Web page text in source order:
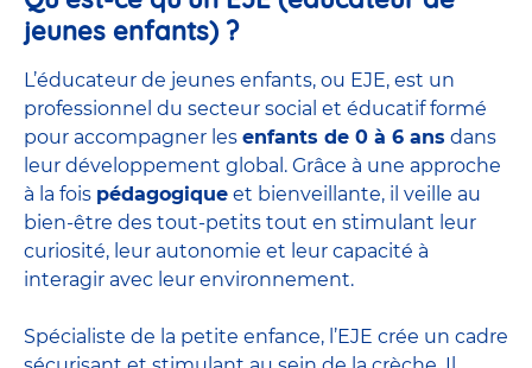
jeunes enfants) ?
L’éducateur de jeunes enfants, ou EJE, est un
professionnel du secteur social et éducatif formé
pour accompagner les enfants de 0 à 6 ans dans
leur développement global. Grâce à une approche
à la fois pédagogique et bienveillante, il veille au
bien-être des tout-petits tout en stimulant leur
curiosité, leur autonomie et leur capacité à
interagir avec leur environnement.
Spécialiste de la petite enfance, l’EJE crée un cadre